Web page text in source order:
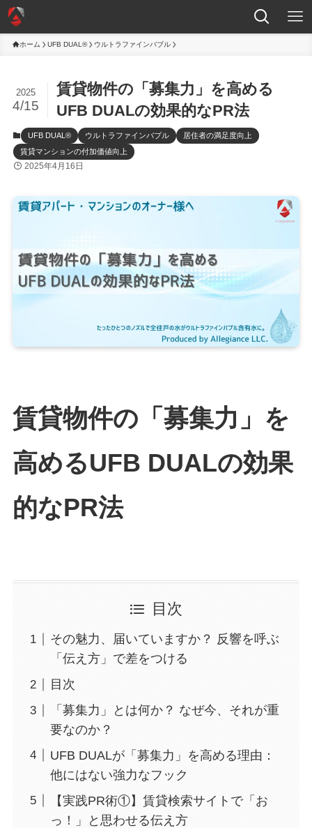
ホーム UFB DUAL® ウルトラファインバブル
賃貸物件の「募集力」を高める
UFB DUALの効果的なPR法
2025
4/15
UFB DUAL® ウルトラファインバブル
居住者の満足度向上
賃貸マンションの付加価値向上
2025年4月16日
賃貸物件の「募集力」を
高めるUFB DUALの効果
的なPR法
目次
その魅力、届いていますか？ 反響を呼ぶ
「伝え方」で差をつける
目次
「募集力」とは何か？ なぜ今、それが重
要なのか？
UFB DUALが「募集力」を高める理由：
他にはない強力なフック
【実践PR術①】賃貸検索サイトで「お
っ！」と思わせる伝え方